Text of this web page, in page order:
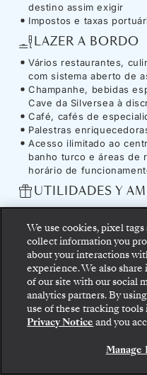
destino assim exigir
Impostos e taxas
LAZER A BORDO
Vários restaurantes,
com sistema aberto de
Champanhe, bebidas
Cave da Silversea à
Café, cafés de
Palestras
Acesso ilimitado ao
banho turco e áreas de
horário de
UTILIDADES Y
Acesso ilimitado a
Gratificações a bordo
Navio-
ilumina
Embarque: escolha
os serviços inclusos
segurança sua viagem
We use cookies, pixel
collect information you
about your interactions
experience. We also
of our site with our social
analytics partners. By
use of these tracking
Privacy Notice and you
Manage